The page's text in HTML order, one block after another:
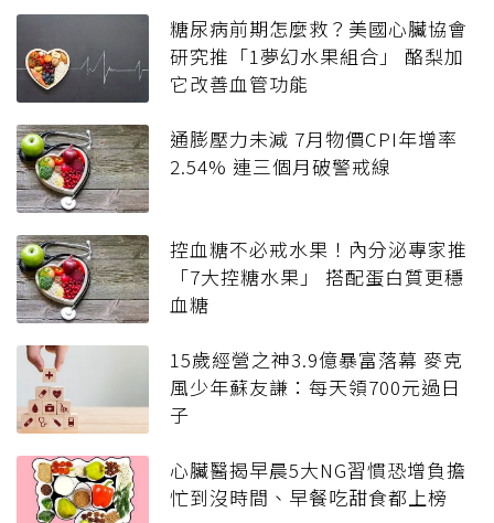
糖尿病前期怎麼救？美國心臟協會
研究推「1夢幻水果組合」 酪梨加
它改善血管功能
通膨壓力未減 7月物價CPI年增率
2.54% 連三個月破警戒線
控血糖不必戒水果！內分泌專家推
「7大控糖水果」 搭配蛋白質更穩
血糖
15歲經營之神3.9億暴富落幕 麥克
風少年蘇友謙：每天領700元過日
子
心臟醫揭早晨5大NG習慣恐增負擔
忙到沒時間、早餐吃甜食都上榜